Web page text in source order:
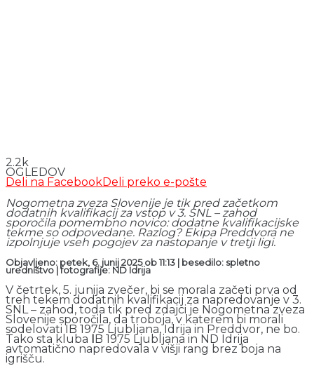
2.2k
OGLEDOV
Deli na FacebookDeli preko e-pošte
Nogometna zveza Slovenije je tik pred začetkom
dodatnih kvalifikacij za vstop v 3. SNL – zahod
sporočila pomembno novico: dodatne kvalifikacijske
tekme so odpovedane. Razlog? Ekipa Preddvora ne
izpolnjuje vseh pogojev za nastopanje v tretji ligi.
Objavljeno: petek, 6. junij 2025 ob 11:13 | besedilo: spletno
uredništvo |fotografije: ND Idrija
V četrtek, 5. junija zvečer, bi se morala začeti prva od
treh tekem dodatnih kvalifikacij za napredovanje v 3.
SNL – zahod, toda tik pred zdajci je Nogometna zveza
Slovenije sporočila, da troboja, v katerem bi morali
sodelovati IB 1975 Ljubljana, Idrija in Preddvor, ne bo.
Tako sta kluba IB 1975 Ljubljana in ND Idrija
avtomatično napredovala v višji rang brez boja na
igrišču.